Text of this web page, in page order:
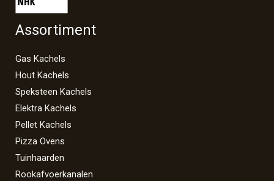
Assortiment
Gas Kachels
Hout Kachels
Speksteen Kachels
Elektra Kachels
Pellet Kachels
Pizza Ovens
Tuinhaarden
Rookafvoerkanalen